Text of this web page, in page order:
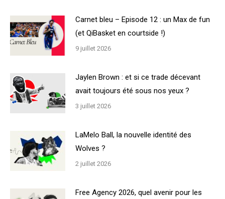
Carnet bleu – Episode 12 : un Max de fun
(et QiBasket en courtside !)
9 juillet 2026
Jaylen Brown : et si ce trade décevant
avait toujours été sous nos yeux ?
3 juillet 2026
LaMelo Ball, la nouvelle identité des
Wolves ?
2 juillet 2026
Free Agency 2026, quel avenir pour les